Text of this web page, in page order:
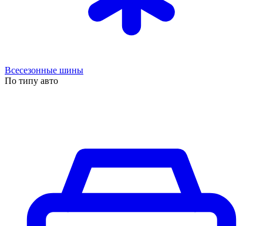
Всесезонные шины
По типу авто